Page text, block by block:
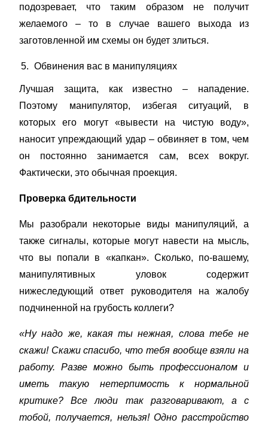
подозревает, что таким образом не получит
желаемого – то в случае вашего выхода из
заготовленной им схемы он будет злиться.
Обвинения вас в манипуляциях
Лучшая защита, как известно – нападение.
Поэтому манипулятор, избегая ситуаций, в
которых его могут «вывести на чистую воду»,
наносит упреждающий удар – обвиняет в том, чем
он постоянно занимается сам, всех вокруг.
Фактически, это обычная проекция.
Проверка бдительности
Мы разобрали некоторые виды манипуляций, а
также сигналы, которые могут навести на мысль,
что вы попали в «капкан». Сколько, по-вашему,
манипулятивных уловок содержит
нижеследующий ответ руководителя на жалобу
подчиненной на грубость коллеги?
«Ну надо же, какая ты нежная, слова тебе не
скажи! Скажи спасибо, что тебя вообще взяли на
работу. Разве можно быть профессионалом и
иметь такую нетерпимость к нормальной
критике? Все люди так разговаривают, а с
тобой, получается, нельзя! Одно расстройство